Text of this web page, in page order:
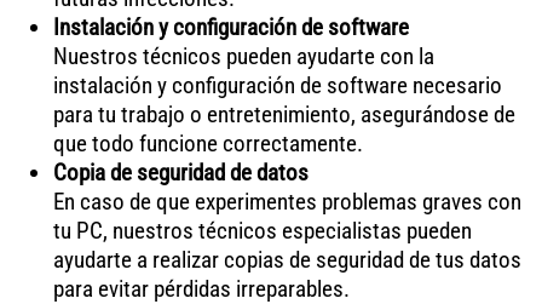
Instalación y configuración de software
Nuestros técnicos pueden ayudarte con la
instalación y configuración de software necesario
para tu trabajo o entretenimiento, asegurándose de
que todo funcione correctamente.
Copia de seguridad de datos
En caso de que experimentes problemas graves con
tu PC, nuestros técnicos especialistas pueden
ayudarte a realizar copias de seguridad de tus datos
para evitar pérdidas irreparables.